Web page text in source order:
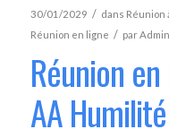
30/01/2029 / dans Réunion
Réunion en ligne / par
Réunion
AA Humilité